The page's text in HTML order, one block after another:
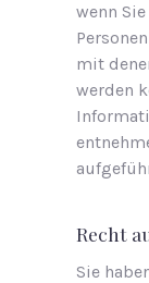
wenn
mit
werden
Recht
Sie